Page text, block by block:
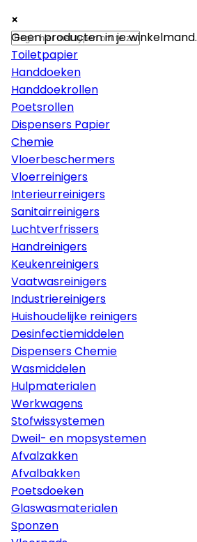
×
Papier
Toiletpapier
Handdoeken
Handdoekrollen
Poetsrollen
Dispensers Papier
Chemie
Vloerbeschermers
Vloerreinigers
Interieurreinigers
Sanitairreinigers
Luchtverfrissers
Handreinigers
Keukenreinigers
Vaatwasreinigers
Industriereinigers
Huishoudelijke reinigers
Desinfectiemiddelen
Dispensers Chemie
Wasmiddelen
Hulpmaterialen
Werkwagens
Stofwissystemen
Dweil- en mopsystemen
Afvalzakken
Afvalbakken
Poetsdoeken
Glaswasmaterialen
Sponzen
×
×
Geen producten in je winkelmand.